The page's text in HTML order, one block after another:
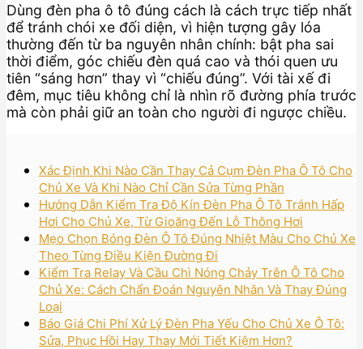
Dùng đèn pha ô tô đúng cách là cách trực tiếp nhất
để tránh chói xe đối diện, vì hiện tượng gây lóa
thường đến từ ba nguyên nhân chính: bật pha sai
thời điểm, góc chiếu đèn quá cao và thói quen ưu
tiên “sáng hơn” thay vì “chiếu đúng”. Với tài xế đi
đêm, mục tiêu không chỉ là nhìn rõ đường phía trước
mà còn phải giữ an toàn cho người đi ngược chiều.
Xác Định Khi Nào Cần Thay Cả Cụm Đèn Pha Ô Tô Cho
Chủ Xe Và Khi Nào Chỉ Cần Sửa Từng Phần
Hướng Dẫn Kiểm Tra Độ Kín Đèn Pha Ô Tô Tránh Hấp
Hơi Cho Chủ Xe, Từ Gioăng Đến Lỗ Thông Hơi
Mẹo Chọn Bóng Đèn Ô Tô Đúng Nhiệt Màu Cho Chủ Xe
Theo Từng Điều Kiện Đường Đi
Kiểm Tra Relay Và Cầu Chì Nóng Chảy Trên Ô Tô Cho
Chủ Xe: Cách Chẩn Đoán Nguyên Nhân Và Thay Đúng
Loại
Báo Giá Chi Phí Xử Lý Đèn Pha Yếu Cho Chủ Xe Ô Tô:
Sửa, Phục Hồi Hay Thay Mới Tiết Kiệm Hơn?